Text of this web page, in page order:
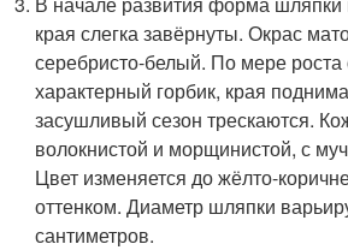
края слегка завёрнуты. Окрас
серебристо-белый. По мере роста
характерный горбик, края
засушливый сезон трескаются.
волокнистой и морщинистой, с
Цвет изменяется до жёлто-
оттенком. Диаметр шляпки
сантиметров.